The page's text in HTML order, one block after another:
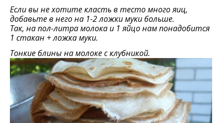
Если вы не хотите класть в тесто много яиц,
добавьте в него на 1-2 ложки муки больше.
Так, на пол-литра молока и 1 яйцо нам понадобится
1 стакан + ложка муки.
Тонкие блины на молоке с клубникой.